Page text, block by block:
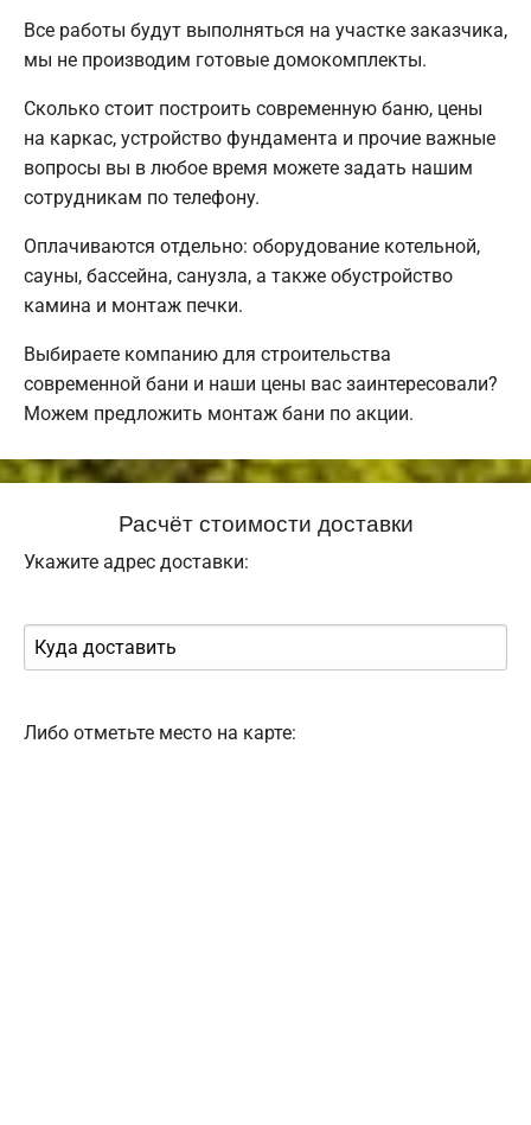
Все работы будут выполняться на участке заказчика,
мы не производим готовые домокомплекты.
Сколько стоит построить современную баню, цены
на каркас, устройство фундамента и прочие важные
вопросы вы в любое время можете задать нашим
сотрудникам по телефону.
Оплачиваются отдельно: оборудование котельной,
сауны, бассейна, санузла, а также обустройство
камина и монтаж печки.
Выбираете компанию для строительства
современной бани и наши цены вас заинтересовали?
Можем предложить монтаж бани по акции.
Расчёт стоимости доставки
Укажите адрес доставки:
Либо отметьте место на карте: